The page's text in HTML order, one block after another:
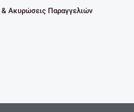
Ακυρώσεις Παραγγελιών